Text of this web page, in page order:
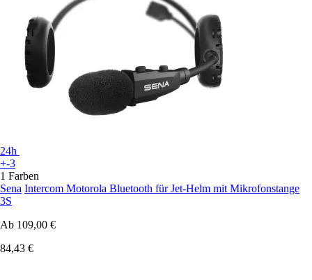
24h
+-3
1 Farben
Sena Intercom Motorola Bluetooth für Jet-Helm mit Mikrofonstange
3S
Ab 109,00 €
84,43 €